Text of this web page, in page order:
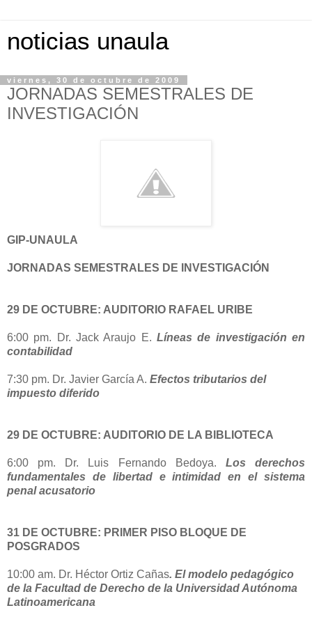
noticias unaula
viernes, 30 de octubre de 2009
JORNADAS SEMESTRALES DE
INVESTIGACIÓN
GIP-UNAULA
JORNADAS SEMESTRALES DE INVESTIGACIÓN
29 DE OCTUBRE: AUDITORIO RAFAEL URIBE
6:00 pm. Dr. Jack Araujo E. Líneas de investigación en
contabilidad
7:30 pm. Dr. Javier García A. Efectos tributarios del
impuesto diferido
29 DE OCTUBRE: AUDITORIO DE LA BIBLIOTECA
6:00 pm. Dr. Luis Fernando Bedoya. Los derechos
fundamentales de libertad e intimidad en el sistema
penal acusatorio
31 DE OCTUBRE: PRIMER PISO BLOQUE DE
POSGRADOS
10:00 am. Dr. Héctor Ortiz Cañas. El modelo pedagógico
de la Facultad de Derecho de la Universidad Autónoma
Latinoamericana